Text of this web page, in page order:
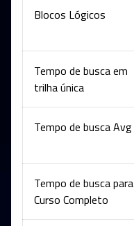
Blocos Lógicos
Tempo de busca em
trilha única
Tempo de busca Avg
Tempo de busca para
Curso Completo